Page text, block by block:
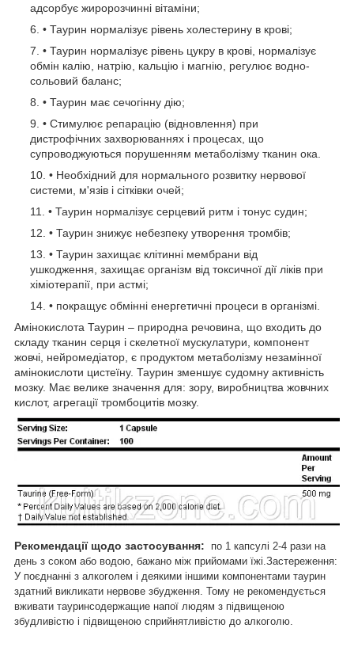
адсорбує жиророзчинні вітаміни;
• Таурин нормалізує рівень холестерину в крові;
• Таурин нормалізує рівень цукру в крові, нормалізує
обмін калію, натрію, кальцію і магнію, регулює водно-
сольовий баланс;
• Таурин має сечогінну дію;
• Стимулює репарацію (відновлення) при
дистрофічних захворюваннях і процесах, що
супроводжуються порушенням метаболізму тканин ока.
• Необхідний для нормального розвитку нервової
системи, м'язів і сітківки очей;
• Таурин нормалізує серцевий ритм і тонус судин;
• Таурин знижує небезпеку утворення тромбів;
• Таурин захищає клітинні мембрани від
ушкодження, захищає організм від токсичної дії ліків при
хіміотерапії, при астмі;
• покращує обмінні енергетичні процеси в організмі.
Амінокислота Таурин – природна речовина, що входить до
складу тканин серця і скелетної мускулатури, компонент
жовчі, нейромедіатор, є продуктом метаболізму незамінної
амінокислоти цистеїну. Таурин зменшує судомну активність
мозку. Має велике значення для: зору, виробництва жовчних
кислот, агрегації тромбоцитів мозку.
Рекомендації щодо застосування:
по 1 капсулі 2-4 рази на
день з соком або водою, бажано між прийомами їжі. Застереження:
У поєднанні з алкоголем і деякими іншими компонентами таурин
здатний викликати нервове збудження. Тому не рекомендується
вживати тауринсодержащие напої людям з підвищеною
збудливістю і підвищеною сприйнятливістю до алкоголю.